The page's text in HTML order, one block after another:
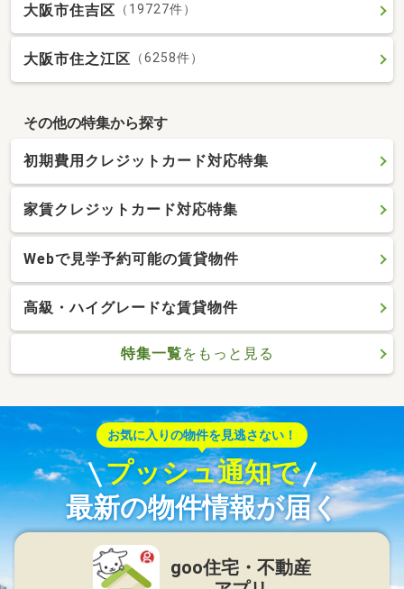
大阪市住吉区 （19727件）
大阪市住之江区 （6258件）
その他の特集から探す
初期費用クレジットカード対応特集
家賃クレジットカード対応特集
Webで見学予約可能の賃貸物件
高級・ハイグレードな賃貸物件
特集一覧をもっと見る
お気に入りの物件を見逃さない！
プッシュ通知で
最新の物件情報が届く
goo住宅・不動産